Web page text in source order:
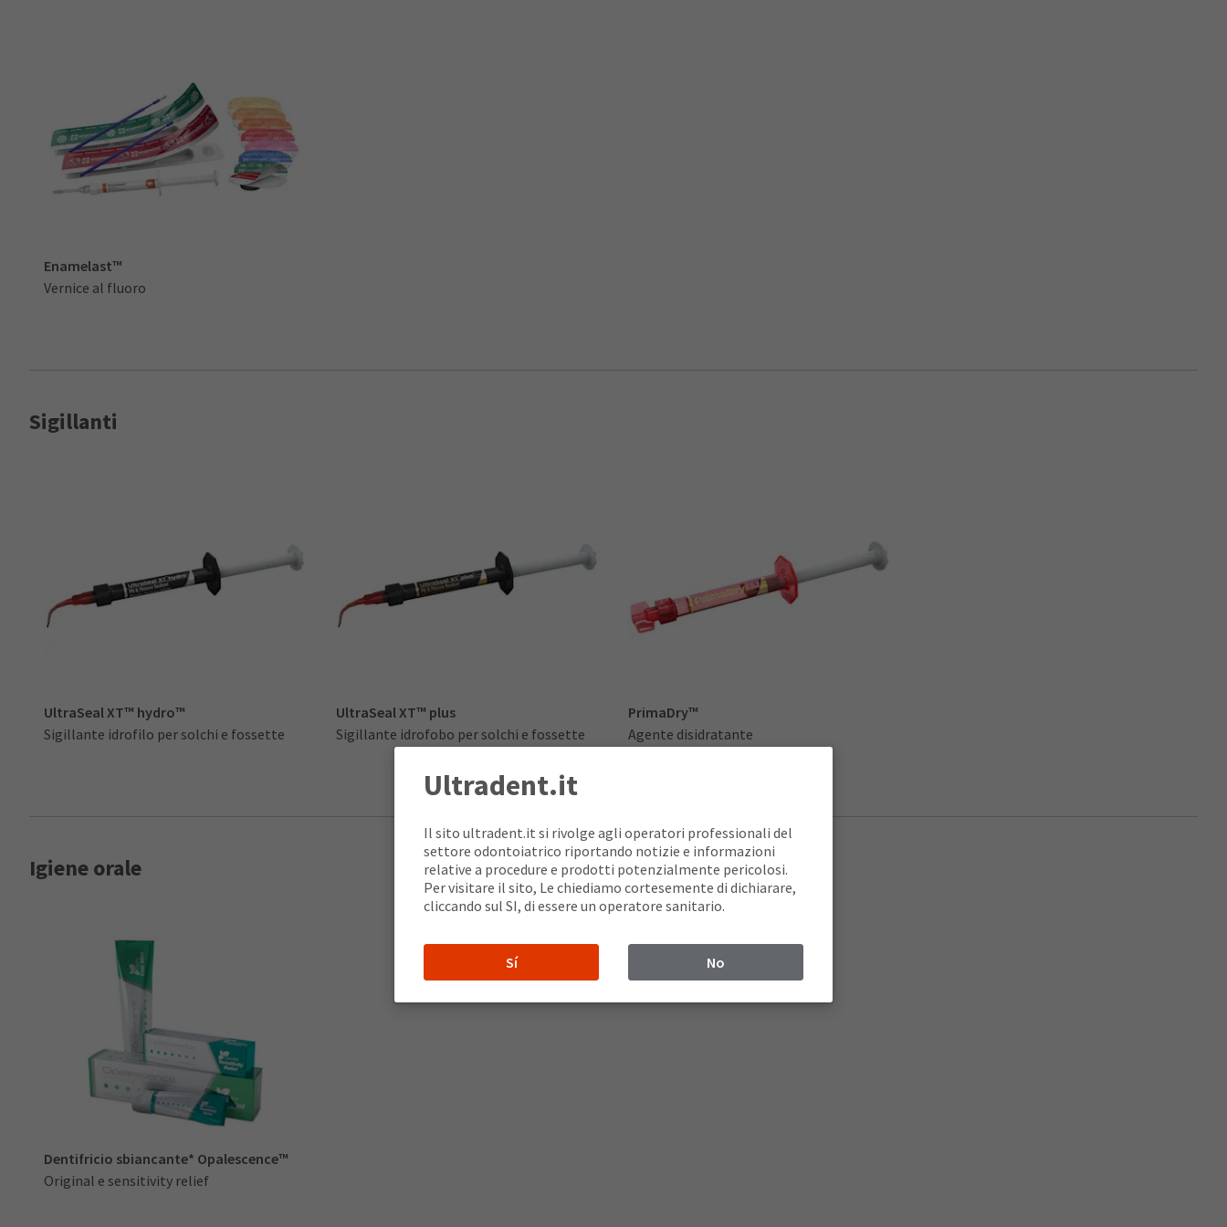
Enamelast™
Vernice al fluoro
Sigillanti
UltraSeal XT™ hydro™
Sigillante idrofilo per solchi e fossette
UltraSeal XT™ plus
Sigillante idrofobo per solchi e fossette
PrimaDry™
Agente disidratante
Igiene orale
Dentifricio sbiancante* Opalescence™
Original e sensitivity relief
Ultradent.it
Il sito ultradent.it si rivolge agli operatori professionali del
settore odontoiatrico riportando notizie e informazioni
relative a procedure e prodotti potenzialmente pericolosi.
Per visitare il sito, Le chiediamo cortesemente di dichiarare,
cliccando sul SI, di essere un operatore sanitario.
Sí No